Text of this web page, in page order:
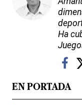
Ha
EN PORTADA